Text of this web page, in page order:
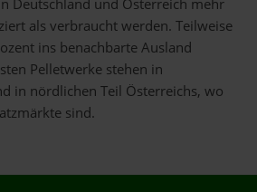
Deutschland und Österreich mehr
als verbraucht werden. Teilweise
ins benachbarte Ausland
Pelletwerke stehen in
in nördlichen Teil Österreichs, wo
sind.